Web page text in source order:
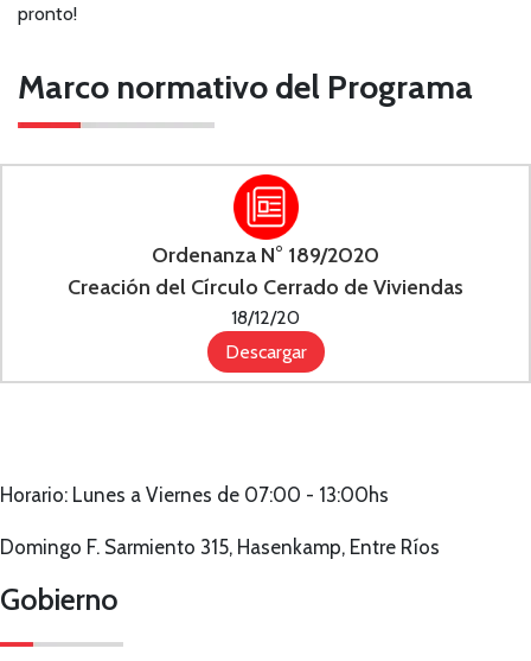
pronto!
Marco normativo del Programa
Ordenanza N° 189/2020
Creación del Círculo Cerrado de Viviendas
18/12/20
Descargar
Horario: Lunes a Viernes de 07:00 - 13:00hs
Domingo F. Sarmiento 315, Hasenkamp, Entre Ríos
Gobierno